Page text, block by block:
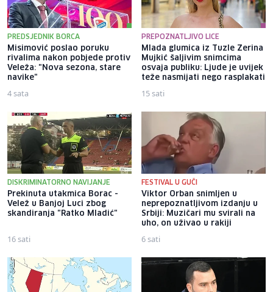
PREDSJEDNIK BORCA
Misimović poslao poruku
rivalima nakon pobjede protiv
Veleža: "Nova sezona, stare
navike"
4 sata
PREPOZNATLJIVO LICE
Mlada glumica iz Tuzle Zerina
Mujkić šaljivim snimcima
osvaja publiku: Ljude je uvijek
teže nasmijati nego rasplakati
15 sati
DISKRIMINATORNO NAVIJANJE
Prekinuta utakmica Borac -
Velež u Banjoj Luci zbog
skandiranja "Ratko Mladić"
16 sati
FESTIVAL U GUČI
Viktor Orban snimljen u
neprepoznatljivom izdanju u
Srbiji: Muzičari mu svirali na
uho, on uživao u rakiji
6 sati